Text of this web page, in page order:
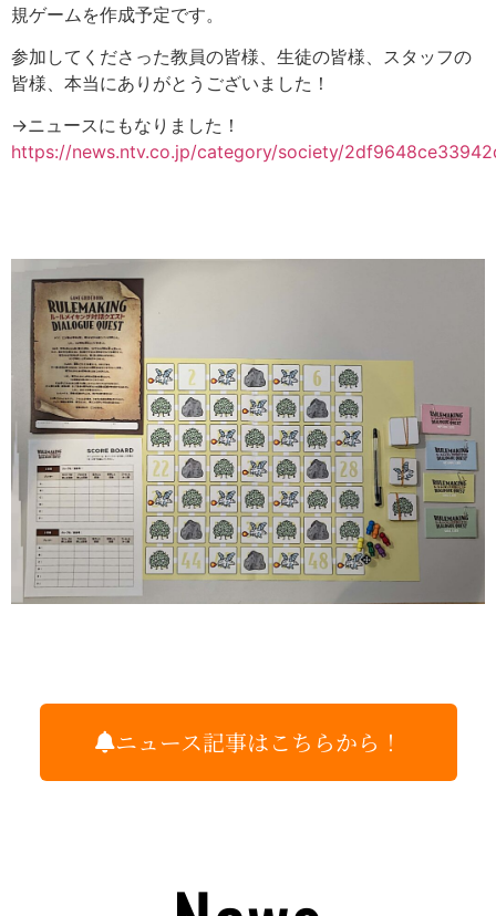
規ゲームを作成予定です。
参加してくださった教員の皆様、生徒の皆様、スタッフの
皆様、本当にありがとうございました！
→ニュースにもなりました！
https://news.ntv.co.jp/category/society/
ニュース記事はこちらから！